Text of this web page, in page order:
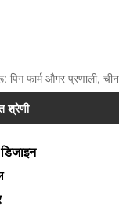
पिग फार्म औगर प्रणाली,
श्रेणी